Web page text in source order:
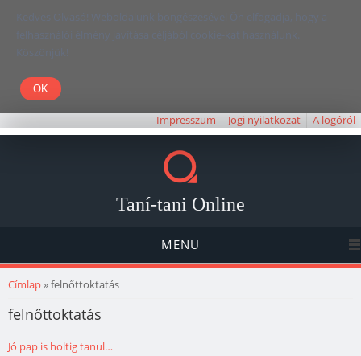
Kedves Olvasó! Weboldalunk böngészésével Ön elfogadja, hogy a
felhasználói élmény javítása céljából cookie-kat használunk.
Köszönjük!
Impresszum Jogi nyilatkozat A logóról
Taní-tani Online
MENU
Jelenlegi hely
Címlap» felnőttoktatás
felnőttoktatás
Jó pap is holtig tanul…